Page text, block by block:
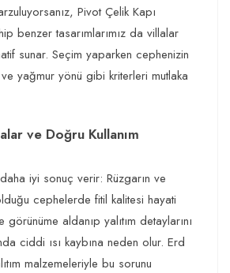
Pivot Çelik Kapı
benzer tasarımlarımız da villalar
sunar. Seçim yaparken cephenizin
yağmur yönü gibi kriterleri mutlaka
ve Doğru Kullanım
iyi sonuç verir: Rüzgarın ve
cephelerde fitil kalitesi hayati
aldanıp yalıtım detaylarını
ciddi ısı kaybına neden olur. Erd
malzemeleriyle bu sorunu